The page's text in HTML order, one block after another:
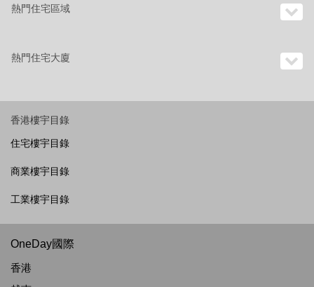
熱門住宅區域
熱門住宅大廈
香港樓宇目錄
住宅樓宇目錄
商業樓宇目錄
工業樓宇目錄
OneDay國際
香港